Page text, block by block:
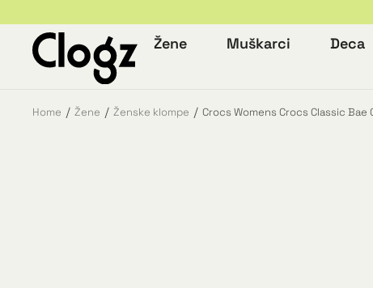
Žene Muškarci Deca
You are here:
Home Žene Ženske klompe Crocs Womens Crocs Classic Bae